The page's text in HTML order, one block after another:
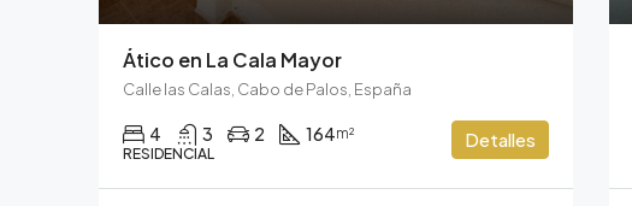
Ático en La Cala Mayor
Calle las Calas, Cabo de Palos, España
4 3 2 164m²
RESIDENCIAL
Detalles